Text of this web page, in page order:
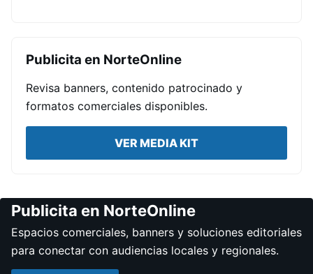
Publicita en NorteOnline
Revisa banners, contenido patrocinado y
formatos comerciales disponibles.
VER MEDIA KIT
Publicita en NorteOnline
Espacios comerciales, banners y soluciones editoriales
para conectar con audiencias locales y regionales.